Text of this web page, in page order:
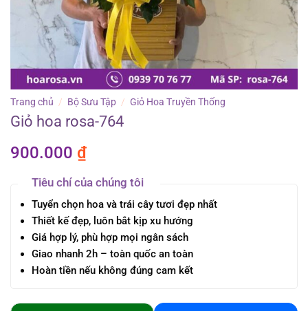
Trang chủ / Bộ Sưu Tập / Giỏ Hoa Truyền Thống
Giỏ hoa rosa-764
900.000 ₫
Tiêu chí của chúng tôi
Tuyển chọn hoa và trái cây tươi đẹp nhất
Thiết kế đẹp, luôn bắt kịp xu hướng
Giá hợp lý, phù hợp mọi ngân sách
Giao nhanh 2h – toàn quốc an toàn
Hoàn tiền nếu không đúng cam kết